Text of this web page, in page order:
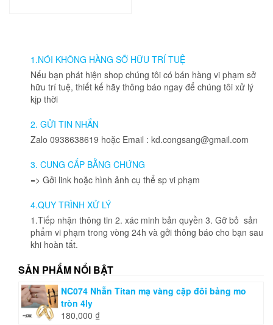
1.NÓI KHÔNG HÀNG SỠ HỮU TRÍ TUỆ
Nếu bạn phát hiện shop chúng tôi có bán hàng vi phạm sở
hữu trí tuệ, thiết kế hãy thông báo ngay để chúng tôi xử lý
kịp thời
2. GỬI TIN NHẮN
Zalo 0938638619 hoặc Email : kd.congsang@gmail.com
3. CUNG CẤP BẰNG CHỨNG
=> Gởi link hoặc hình ảnh cụ thể sp vi phạm
4.QUY TRÌNH XỬ LÝ
1.Tiếp nhận thông tin 2. xác minh bản quyền 3. Gỡ bỏ sản
phẩm vi phạm trong vòng 24h và gởi thông báo cho bạn sau
khi hoàn tất.
SẢN PHẨM NỔI BẬT
NC074 Nhẫn Titan mạ vàng cặp đôi bảng mo
tròn 4ly
180,000 ₫